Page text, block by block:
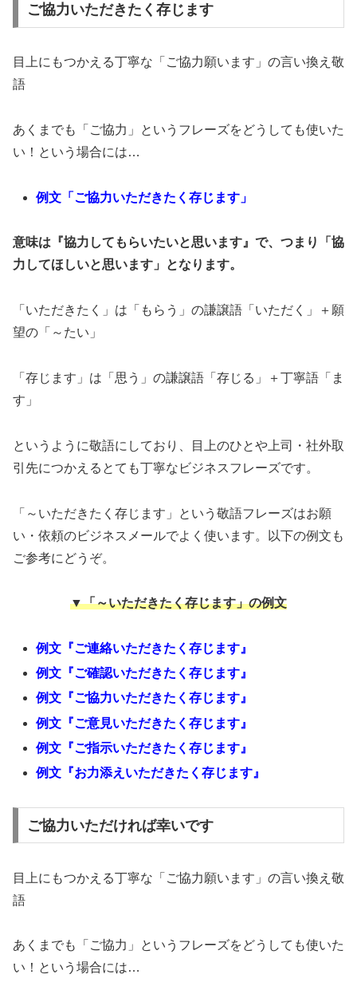
ご協力いただきたく存じます
目上にもつかえる丁寧な「ご協力願います」の言い換え敬
語
あくまでも「ご協力」というフレーズをどうしても使いた
い！という場合には…
例文「ご協力いただきたく存じます」
意味は『協力してもらいたいと思います』で、つまり「協
力してほしいと思います」となります。
「いただきたく」は「もらう」の謙譲語「いただく」＋願
望の「～たい」
「存じます」は「思う」の謙譲語「存じる」＋丁寧語「ま
す」
というように敬語にしており、目上のひとや上司・社外取
引先につかえるとても丁寧なビジネスフレーズです。
「～いただきたく存じます」という敬語フレーズはお願
い・依頼のビジネスメールでよく使います。以下の例文も
ご参考にどうぞ。
▼「～いただきたく存じます」の例文
例文『ご連絡いただきたく存じます』
例文『ご確認いただきたく存じます』
例文『ご協力いただきたく存じます』
例文『ご意見いただきたく存じます』
例文『ご指示いただきたく存じます』
例文『お力添えいただきたく存じます』
ご協力いただければ幸いです
目上にもつかえる丁寧な「ご協力願います」の言い換え敬
語
あくまでも「ご協力」というフレーズをどうしても使いた
い！という場合には…